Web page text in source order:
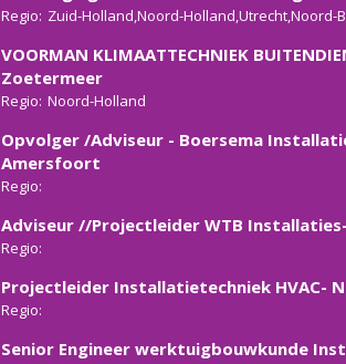
Regio: Zuid-Holland,Noord-Holland,Utrecht,Noord-
VOORMAN KLIMAATTECHNIEK
Zoetermeer
Regio: Noord-Holland
Opvolger /Adviseur - Boersema
Amersfoort
Regio:
Adviseur //Projectleider WTB
Regio:
Projectleider Installatietechniek HVAC-
Regio:
Senior Engineer werktuigbouwkunde